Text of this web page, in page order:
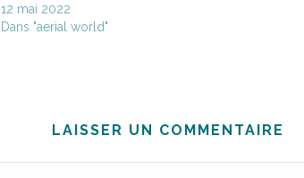
12 mai 2022
Dans "aerial world"
LAISSER UN COMMENTAIRE